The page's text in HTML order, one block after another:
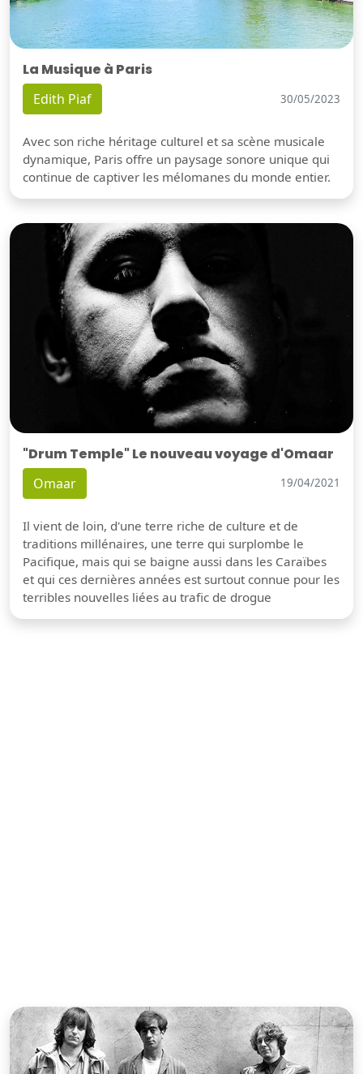
La Musique à Paris
Edith Piaf 30/05/2023
Avec son riche héritage culturel et sa scène musicale
dynamique, Paris offre un paysage sonore unique qui
continue de captiver les mélomanes du monde entier.
"Drum Temple" Le nouveau voyage d'Omaar
Omaar 19/04/2021
Il vient de loin, d'une terre riche de culture et de
traditions millénaires, une terre qui surplombe le
Pacifique, mais qui se baigne aussi dans les Caraïbes
et qui ces dernières années est surtout connue pour les
terribles nouvelles liées au trafic de drogue